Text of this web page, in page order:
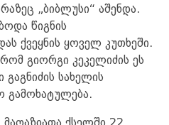
„ბიბლუსი“ აშენდა.
წიგნის
ქვეყნის ყოველ კუთხეში.
გიორგი კეკელიძის ეს
გაგნიძის სახელის
გამოხატულება.